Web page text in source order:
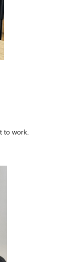
to work.